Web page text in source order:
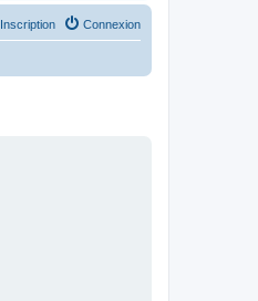
Connexion
Inscription